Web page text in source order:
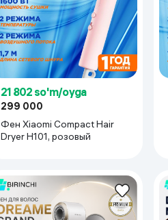
21 802 so'm/oyga
299 000
Фен Xiaomi Compact Hair
Dryer H101, розовый